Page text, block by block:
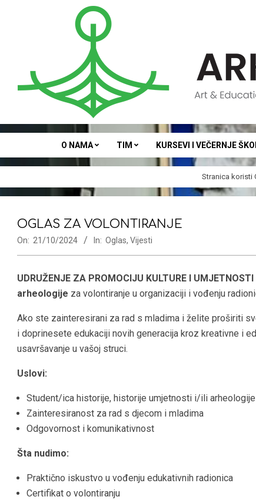
ARKA
O NAMA TIM KURSEVI I VEČERNJE
Stranica koristi
OGLAS ZA VOLONTIRANJE
On: 21/10/2024 In: Oglas, Vijesti
UDRUŽENJE ZA PROMOCIJU KULTURE I UMJETNOSTI
arheologije za volontiranje u organizaciji i vođenju
Ako ste zainteresirani za rad s mladima i želite proširiti
i doprinesete edukaciji novih generacija kroz kreativne i
usavršavanje u vašoj struci.
Uslovi:
Student/ica historije, historije umjetnosti i/ili
Zainteresiranost za rad s djecom i mladima
Odgovornost i komunikativnost
Šta nudimo:
Praktično iskustvo u vođenju edukativnih radionica
Certifikat o volontiranju